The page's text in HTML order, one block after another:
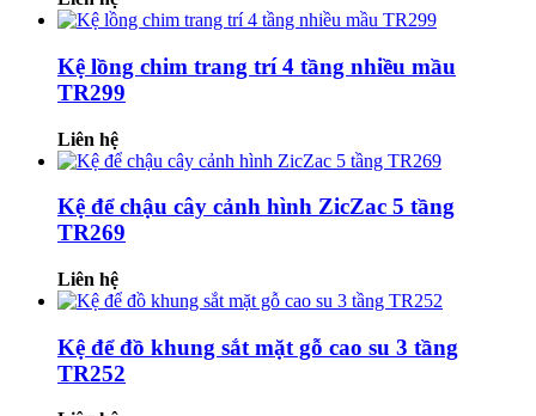
Kệ lồng chim trang trí 4 tầng nhiều mầu
TR299
Liên hệ
Kệ để chậu cây cảnh hình ZicZac 5 tầng
TR269
Liên hệ
Kệ để đồ khung sắt mặt gỗ cao su 3 tầng
TR252